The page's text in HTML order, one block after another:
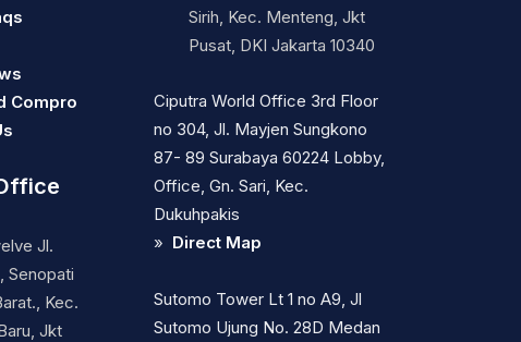
Compro
Jl.
Senopati
Kec.
Jkt
Sirih, Kec. Menteng, Jkt
Pusat, DKI Jakarta 10340
Ciputra World Office 3rd Floor
no 304, Jl. Mayjen Sungkono
87- 89 Surabaya 60224 Lobby,
Office, Gn. Sari, Kec.
Dukuhpakis
» Direct Map
Sutomo Tower Lt 1 no A9, Jl
Sutomo Ujung No. 28D Medan